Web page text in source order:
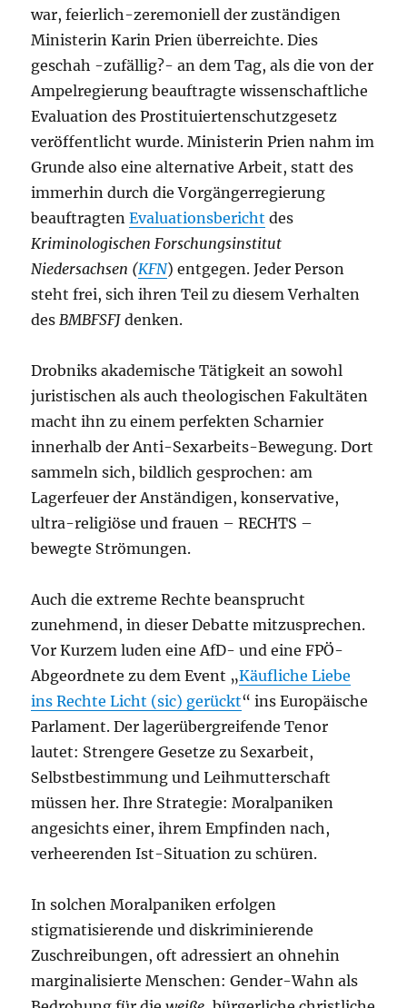
war, feierlich-zeremoniell der zuständigen
Ministerin Karin Prien überreichte. Dies
geschah -zufällig?- an dem Tag, als die von der
Ampelregierung beauftragte wissenschaftliche
Evaluation des Prostituiertenschutzgesetz
veröffentlicht wurde. Ministerin Prien nahm im
Grunde also eine alternative Arbeit, statt des
immerhin durch die Vorgängerregierung
beauftragtenEvaluationsbericht des
Kriminologischen Forschungsinstitut
Niedersachsen (KFN) entgegen. Jeder Person
steht frei, sich ihren Teil zu diesem Verhalten
desBMBFSFJ denken.
Drobniks akademische Tätigkeit an sowohl
juristischen als auch theologischen Fakultäten
macht ihn zu einem perfekten Scharnier
innerhalb der Anti-Sexarbeits-Bewegung. Dort
sammeln sich, bildlich gesprochen: am
Lagerfeuer der Anständigen, konservative,
ultra-religiöse und frauen – RECHTS –
bewegte Strömungen.
Auch die extreme Rechte beansprucht
zunehmend, in dieser Debatte mitzusprechen.
Vor Kurzem luden eine AfD- und eine FPÖ-
Abgeordnete zu dem Event „Käufliche Liebe
ins Rechte Licht (sic) gerückt“ ins Europäische
Parlament. Der lagerübergreifende Tenor
lautet: Strengere Gesetze zu Sexarbeit,
Selbstbestimmung und Leihmutterschaft
müssen her. Ihre Strategie: Moralpaniken
angesichts einer, ihrem Empfinden nach,
verheerenden Ist-Situation zu schüren.
In solchen Moralpaniken erfolgen
stigmatisierende und diskriminierende
Zuschreibungen, oft adressiert an ohnehin
marginalisierte Menschen: Gender-Wahn als